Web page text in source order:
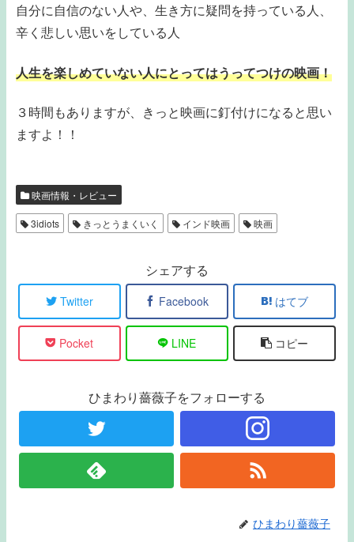
自分に自信のない人や、生き方に疑問を持っている人、
辛く悲しい思いをしている人
人生を楽しめていない人にとってはうってつけの映画！
３時間もありますが、きっと映画に釘付けになると思い
ますよ！！
映画情報・レビュー
3idiots きっとうまくいく インド映画 映画
シェアする
Twitter Facebook はてブ
Pocket LINE コピー
ひまわり薔薇子をフォローする
ひまわり薔薇子